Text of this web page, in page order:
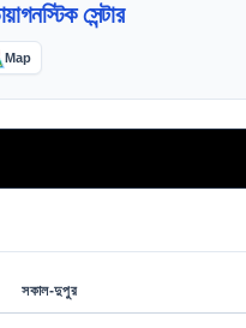
সেন্টার
Map
সকাল-দুপুর